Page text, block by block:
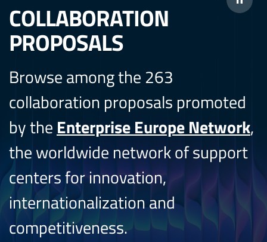
COLLABORATION
PROPOSALS
Browse among the 263
collaboration proposals promoted
by the Enterprise Europe Network,
the worldwide network of support
centers for innovation,
internationalization and
competitiveness.